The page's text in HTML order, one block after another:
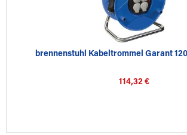
brennenstuhl Kabeltrommel Garant
114,32 €